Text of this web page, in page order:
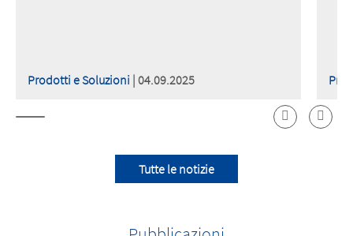
Prodotti e Soluzioni | 04.09.2025
Tutte le notizie